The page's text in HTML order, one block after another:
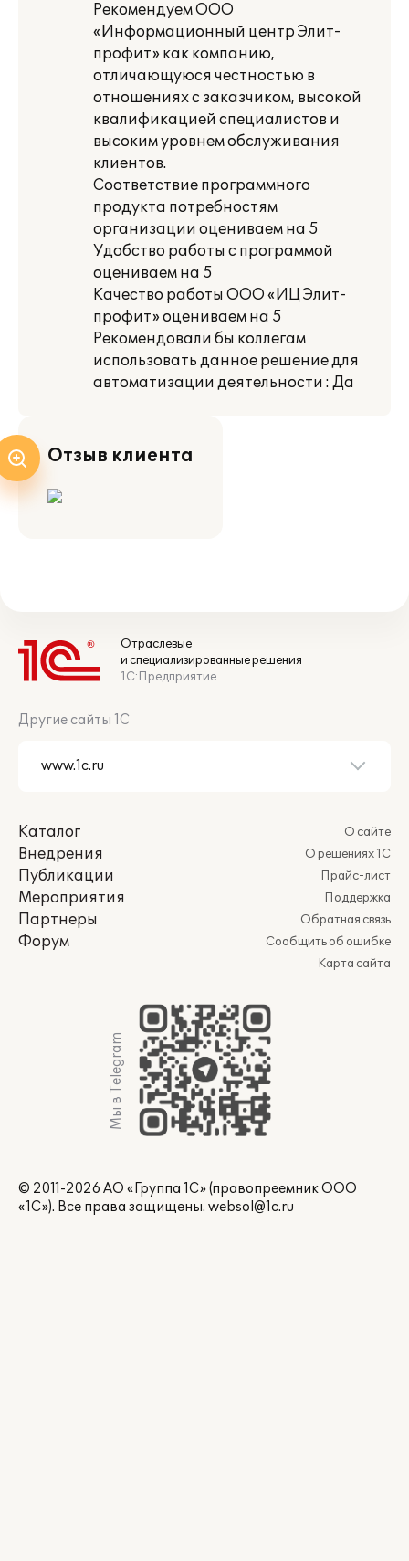
Рекомендуем ООО
«Информационный центр Элит-
профит» как компанию,
отличающуюся честностью в
отношениях с заказчиком, высокой
квалификацией специалистов и
высоким уровнем обслуживания
клиентов.
Соответствие программного
продукта потребностям
организации оцениваем на 5
Удобство работы с программой
оцениваем на 5
Качество работы ООО «ИЦ Элит-
профит» оцениваем на 5
Рекомендовали бы коллегам
использовать данное решение для
автоматизации деятельности : Да
Отзыв клиента
Отраслевые
и специализированные решения
1С:Предприятие
Другие сайты 1С
Каталог
Внедрения
Публикации
Мероприятия
Партнеры
Форум
О сайте
О решениях 1С
Прайс-лист
Поддержка
Обратная связь
Сообщить об ошибке
Карта сайта
Мы в Telegram
© 2011-2026 АО «Группа 1С» (правопреемник ООО
«1С»). Все права защищены. websol@1c.ru